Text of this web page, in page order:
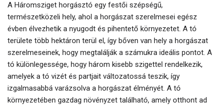
A Háromsziget horgásztó egy festői szépségű,
természetközeli hely, ahol a horgászat szerelmesei egész
évben élvezhetik a nyugodt és pihentető környezetet. A tó
területe több hektáron terül el, így bőven van hely a horgászat
szerelmeseinek, hogy megtalálják a számukra ideális pontot. A
tó különlegessége, hogy három kisebb szigettel rendelkezik,
amelyek a tó vizét és partjait változatossá teszik, így
izgalmasabbá varázsolva a horgászat élményét. A tó
környezetében gazdag növényzet található, amely otthont ad